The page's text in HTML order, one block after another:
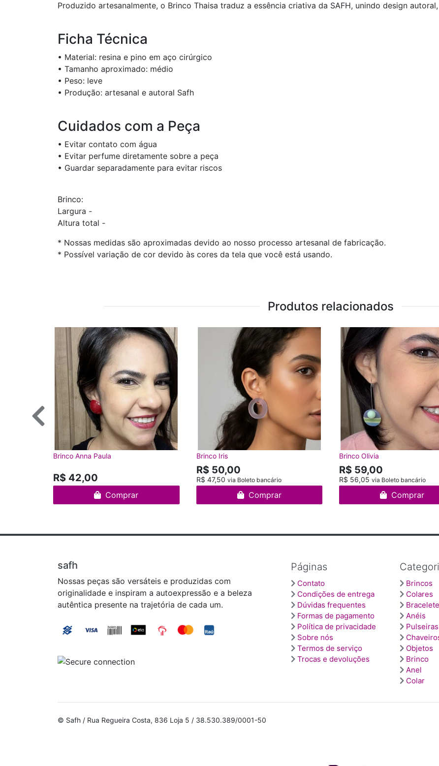
Produzido artesanalmente, o Brinco Thaisa traduz a essência criativa da SAFH, unindo design
Ficha Técnica
• Material: resina e pino em aço cirúrgico
• Tamanho aproximado: médio
• Peso: leve
• Produção: artesanal e autoral Safh
Cuidados com a Peça
• Evitar contato com água
• Evitar perfume diretamente sobre a peça
• Guardar separadamente para evitar riscos
Brinco:
Largura -
Altura total -
* Nossas medidas são aproximadas devido ao nosso processo artesanal de fabricação.
* Possível variação de cor devido às cores da tela que você está usando.
Produtos relacionados
Brinco Anna Paula
R$ 42,00
Comprar
Brinco Iris
R$ 50,00
R$ 47,50 via Boleto bancário
Comprar
Brinco Olivia
R$ 59,00
R$ 56,05 via Boleto bancário
Comprar
Páginas
Contato
Condições de entrega
Dúvidas frequentes
Formas de pagamento
Política de privacidade
Sobre nós
Termos de serviço
Trocas e devoluções
Brincos
Colares
Anéis
Pulseiras
Objetos
Brinco
Anel
Colar
safh
Nossas peças são versáteis e produzidas com
originalidade e inspiram a autoexpressão e a beleza
autêntica presente na trajetória de cada um.
© Safh / Rua Regueira Costa, 836 Loja 5 / 38.530.389/0001-50